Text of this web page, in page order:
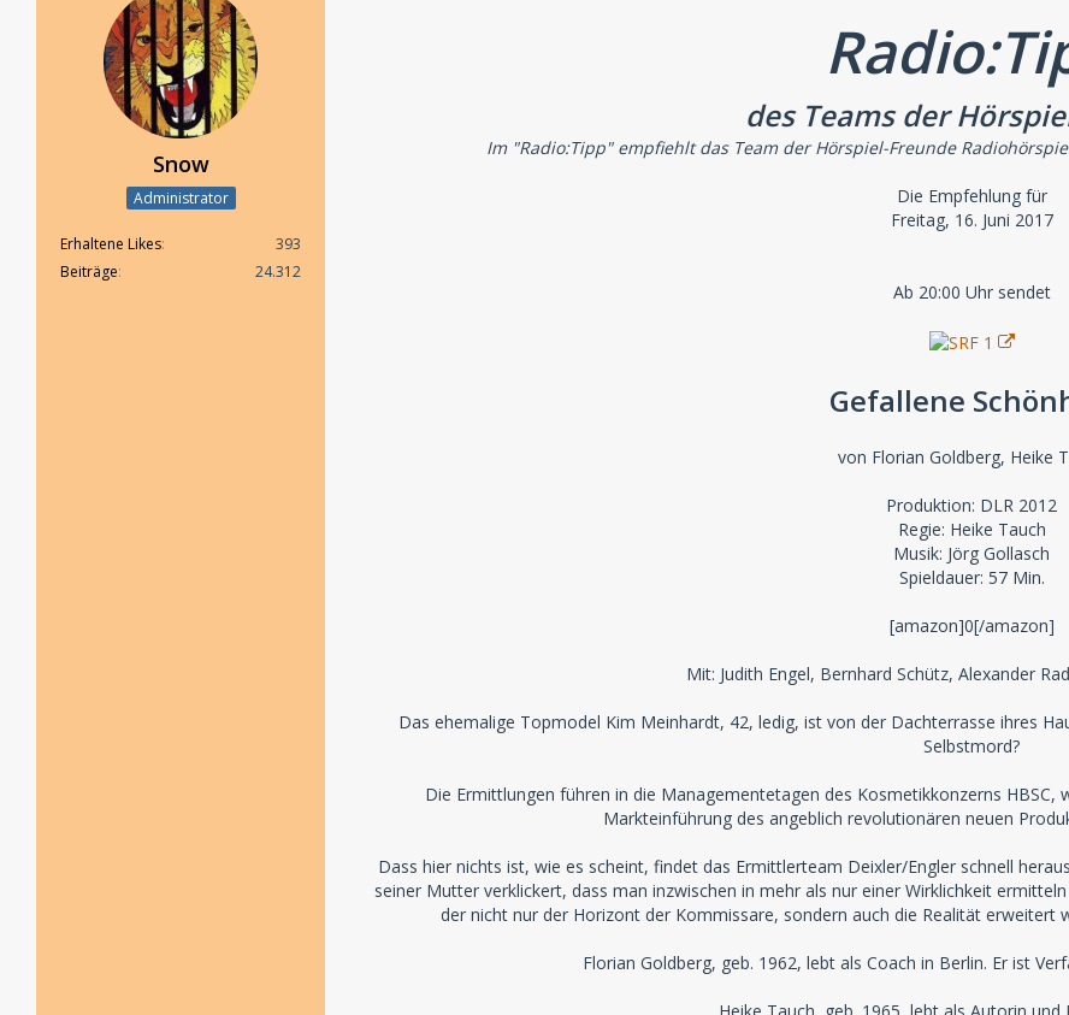
Snow
Administrator
Erhaltene Likes
393
Beiträge
24.312
des Teams der
Im "Radio:Tipp" empfiehlt das Team der Hörspiel-Freunde
Die Empfehlung für
Freitag, 16. Juni 2017
Ab 20:00 Uhr sendet
Gefallene
von Florian Goldberg, Heike
Produktion: DLR 2012
Regie: Heike Tauch
Musik: Jörg Gollasch
Spieldauer: 57 Min.
[amazon]0[/amazon]
Mit: Judith Engel, Bernhard Schütz, Alexander
Das ehemalige Topmodel Kim Meinhardt, 42, ledig, ist von der Dachterrasse ihres
Selbstmord?
Die Ermittlungen führen in die Managementetagen des Kosmetikkonzerns
Markteinführung des angeblich revolutionären neuen
Dass hier nichts ist, wie es scheint, findet das Ermittlerteam Deixler/Engler schnell
seiner Mutter verklickert, dass man inzwischen in mehr als nur einer Wirklichkeit
der nicht nur der Horizont der Kommissare, sondern auch die Realität erweitert
Florian Goldberg, geb. 1962, lebt als Coach in Berlin. Er ist
Heike Tauch, geb. 1965, lebt als Autorin und